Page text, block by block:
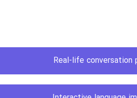
Real-life conversation